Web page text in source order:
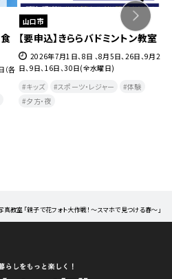
各
山口市
【要申込】きららバドミントン教室
2026年7月1日、8日 、8月5日、26日、9月2
日、9日、16日、30日(全水曜日)
キッズ
スポーツ・レジャー
体験
夕方・夜​
真教室「親子で花フォト大作戦！～スマホで見つける春～」